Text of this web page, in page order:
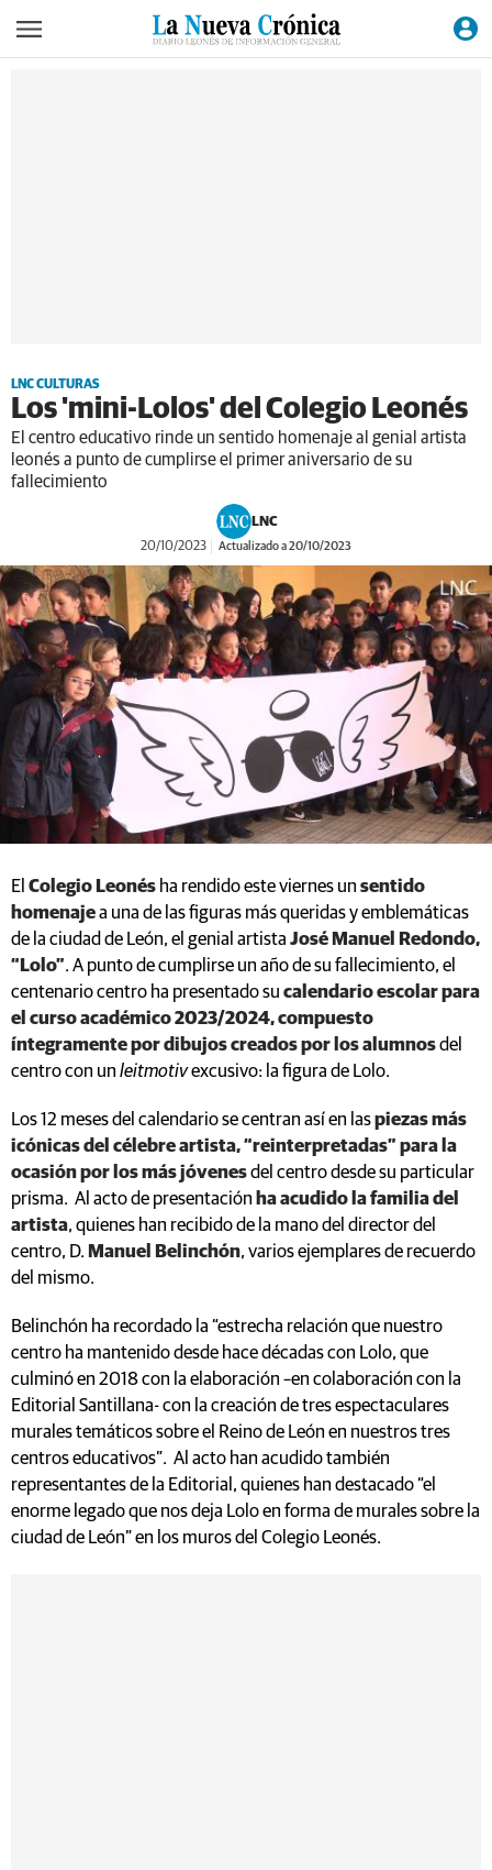
LNC CULTURAS
Los 'mini-Lolos' del Colegio Leonés
El centro educativo rinde un sentido homenaje al genial artista
leonés a punto de cumplirse el primer aniversario de su
fallecimiento
LNC
20/10/2023 Actualizado a 20/10/2023
El Colegio Leonés ha rendido este viernes un sentido
homenajea una de las figuras más queridas y emblemáticas
de la ciudad de León, el genial artista José Manuel Redondo,
“Lolo”. A punto de cumplirse un año de su fallecimiento, el
centenario centro ha presentado su calendario escolar para
el curso académico 2023/2024, compuesto
íntegramente por dibujos creados por los alumnosdel
centro con un leitmotivexcusivo: la figura de Lolo.
Los 12 meses del calendario se centran así en laspiezas más
icónicas del célebre artista, “reinterpretadas” para la
ocasión por los más jóvenesdel centro desde su particular
prisma. Al acto de presentación ha acudido la familia del
artista, quienes han recibido de la mano del director del
centro, D. Manuel Belinchón, varios ejemplares de recuerdo
del mismo.
Belinchón ha recordado la “estrecha relación que nuestro
centro ha mantenido desde hace décadas con Lolo, que
culminó en 2018 con la elaboración –en colaboración con la
Editorial Santillana- con la creación de tres espectaculares
murales temáticos sobre el Reino de León en nuestros tres
centros educativos”. Al acto han acudido también
representantes de la Editorial, quienes han destacado “el
enorme legado que nos deja Lolo en forma de murales sobre la
ciudad de León” en los muros del Colegio Leonés.